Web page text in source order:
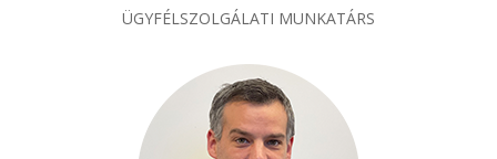
ÜGYFÉLSZOLGÁLATI MUNKATÁRS